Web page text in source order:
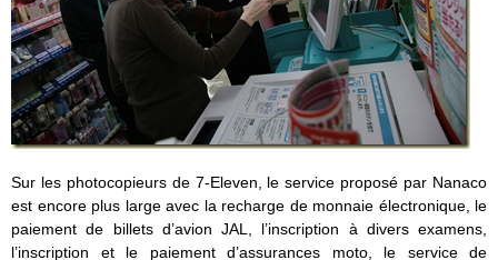
Sur les photocopieurs de 7-Eleven, le service proposé par Nanaco
est encore plus large avec la recharge de monnaie électronique, le
paiement de billets d’avion JAL, l’inscription à divers examens,
l’inscription et le paiement d’assurances moto, le service de